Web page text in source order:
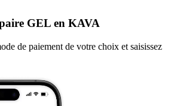
GEL en KAVA
de paiement de votre choix et saisissez